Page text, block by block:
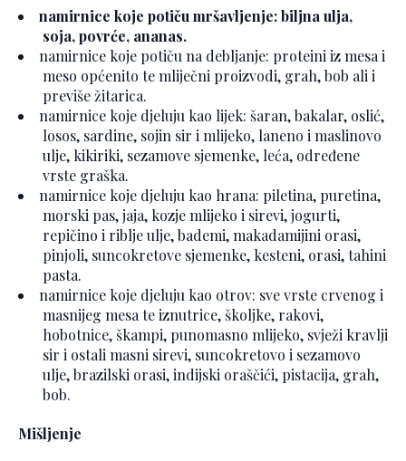
namirnice koje potiču mršavljenje: biljna ulja,
soja, povrće, ananas.
namirnice koje potiču na debljanje: proteini iz mesa i
meso općenito te mliječni proizvodi, grah, bob ali i
previše žitarica.
namirnice koje djeluju kao lijek: šaran, bakalar, oslić,
losos, sardine, sojin sir i mlijeko, laneno i maslinovo
ulje, kikiriki, sezamove sjemenke, leća, određene
vrste graška.
namirnice koje djeluju kao hrana: piletina, puretina,
morski pas, jaja, kozje mlijeko i sirevi, jogurti,
repičino i riblje ulje, bademi, makadamijini orasi,
pinjoli, suncokretove sjemenke, kesteni, orasi, tahini
pasta.
namirnice koje djeluju kao otrov: sve vrste crvenog i
masnijeg mesa te iznutrice, školjke, rakovi,
hobotnice, škampi, punomasno mlijeko, svježi kravlji
sir i ostali masni sirevi, suncokretovo i sezamovo
ulje, brazilski orasi, indijski oraščići, pistacija, grah,
bob.
Mišljenje